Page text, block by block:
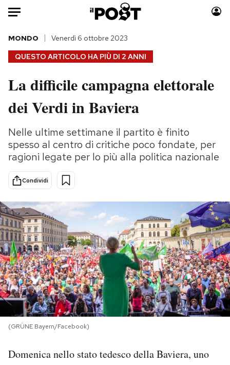
Auto
HOME
Italia
Politica
Tecnologia
Internet
Scienza
Cultura
Economia
Sport
Moda
Consumismi
Storie/Idee
Ok Boomer!
Media
Mondiali calcio 2026
PODCAST
NEWSLETTER
I MIEI PREFERITI
SHOP
QUESTO ARTICOLO HA PIÙ DI 2 ANNI
MONDO Venerdì 6 ottobre 2023
La difficile campagna elettorale
dei Verdi in Baviera
Nelle ultime settimane il partito è finito
spesso al centro di critiche poco fondate, per
ragioni legate per lo più alla politica nazionale
Condividi
(GRÜNE Bayern/Facebook)
Domenica nello stato tedesco della Baviera, uno